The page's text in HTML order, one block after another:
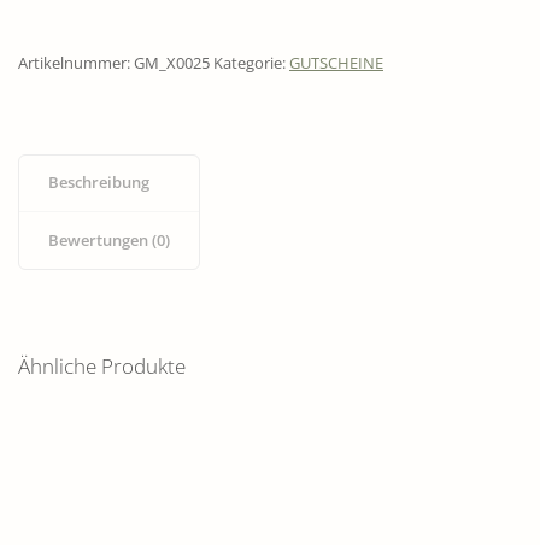
Artikelnummer:GM_X0025 Kategorie:GUTSCHEINE
Beschreibung
Bewertungen (0)
Ähnliche Produkte